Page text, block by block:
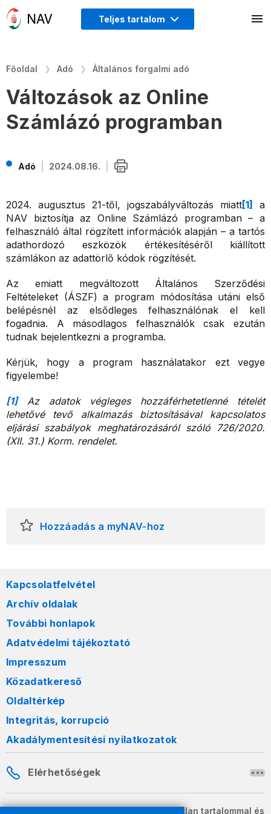
Teljes tartalom
Főoldal Adó Általános forgalmi adó
Változások az Online
Számlázó programban
Adó 2024.08.16.
2024. augusztus 21-től, jogszabályváltozás miatt[1]
a
NAV biztosítja az Online Számlázó programban – a
felhasználó által rögzített információk alapján – a tartós
adathordozó eszközök értékesítéséről kiállított
számlákon az adattörlő kódok rögzítését.
Az emiatt megváltozott Általános Szerződési
Feltételeket (ÁSZF) a program módosítása utáni első
belépésnél az elsődleges felhasználónak el kell
fogadnia. A másodlagos felhasználók csak ezután
tudnak bejelentkezni a programba.
Kérjük, hogy a program használatakor ezt vegye
figyelembe!
[1]Az adatok végleges hozzáférhetetlenné tételét
lehetővé tevő alkalmazás biztosításával kapcsolatos
eljárási szabályok meghatározásáról szóló 726/2020.
(XII. 31.) Korm. rendelet.
Hozzáadás a myNAV-hoz
Kapcsolatfelvétel
Archív oldalak
További honlapok
Adatvédelmi tájékoztató
Impresszum
Közadatkereső
Oldaltérkép
Integritás, korrupció
Akadálymentesítési nyilatkozatok
Elérhetőségek
A honlapon szereplő információk változatlan tartalommal és